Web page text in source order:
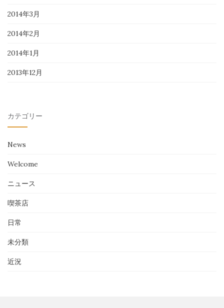
2014年3月
2014年2月
2014年1月
2013年12月
カテゴリー
News
Welcome
ニュース
喫茶店
日常
未分類
近況